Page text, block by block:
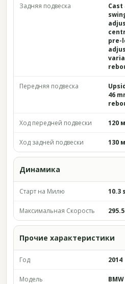
Задняя подвеска
pre-
Передняя подвеска
46
Ход передней подвески 120
Ход задней подвески 130
Динамика
Старт на Милю 10.3
Максимальная Скорость
Прочие характеристики
Год 2014
Модель